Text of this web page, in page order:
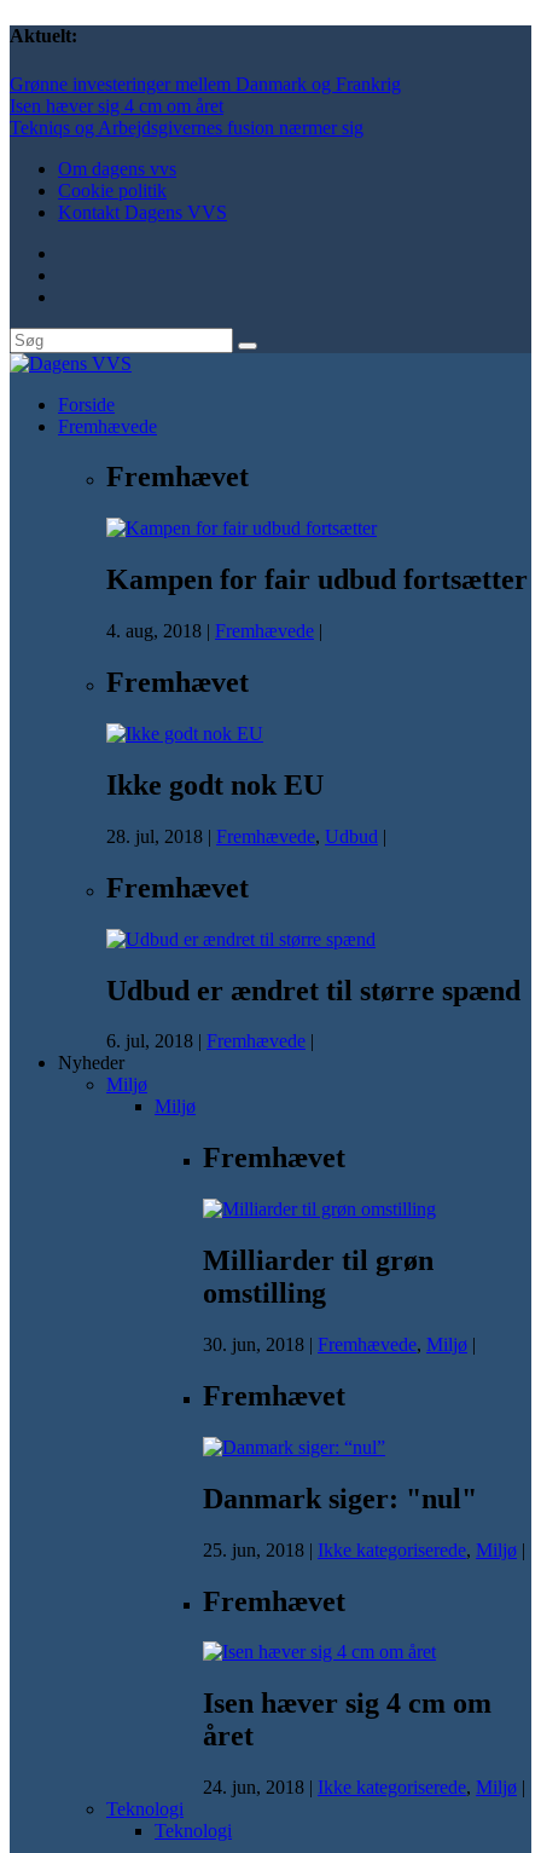
Aktuelt:
Grønne investeringer mellem Danmark og Frankrig
Isen hæver sig 4 cm om året
Tekniqs og Arbejdsgivernes fusion nærmer sig
Om dagens vvs
Cookie politik
Kontakt Dagens VVS
Forside
Fremhævede
Fremhævet
Kampen for fair udbud fortsætter
4. aug, 2018 | Fremhævede |
Fremhævet
Ikke godt nok EU
28. jul, 2018 | Fremhævede, Udbud |
Fremhævet
Udbud er ændret til større spænd
6. jul, 2018 | Fremhævede |
Nyheder
Miljø
Miljø
Fremhævet
Milliarder til grøn
omstilling
30. jun, 2018 | Fremhævede, Miljø |
Fremhævet
Danmark siger: "nul"
25. jun, 2018 | Ikke kategoriserede, Miljø |
Fremhævet
Isen hæver sig 4 cm om
året
24. jun, 2018 | Ikke kategoriserede, Miljø |
Teknologi
Teknologi